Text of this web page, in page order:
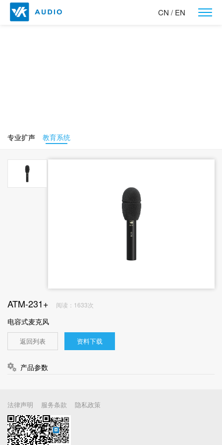
CN / EN
专业扩声 教育系统
ATM-231+ 阅读：1633次
电容式麦克风
返回列表 资料下载
产品参数
法律声明 服务条款 隐私政策